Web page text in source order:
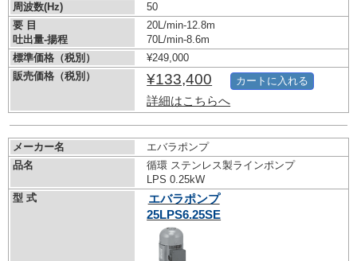
周波数(Hz)
50
要 目
吐出量-揚程
20L/min-12.8m
70L/min-8.6m
標準価格（税別）
¥249,000
販売価格（税別）
¥133,400
詳細はこちらへ
カートに入れる
メーカー名
エバラポンプ
品名
循環 ステンレス製ラインポンプ
LPS 0.25kW
型 式
エバラポンプ
25LPS6.25SE